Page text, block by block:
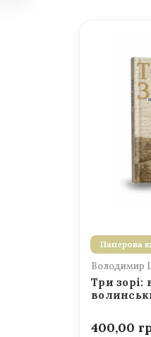
Паперова
Володимир
Три зорі:
400,00